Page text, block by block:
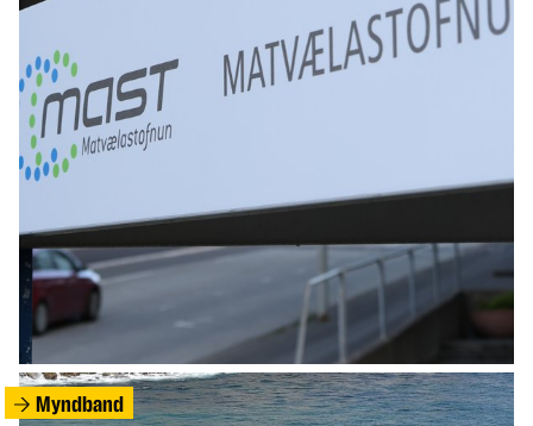
HEIMUR
Eldri kona kveikti í íbúð sinni þegar átti að
bera hana út
Myndband